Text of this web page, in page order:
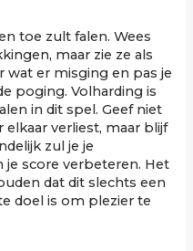
toe zult falen. Wees
maar zie ze als
wat er misging en pas je
poging. Volharding is
in dit spel. Geef niet
elkaar verliest, maar blijf
zul je je
je score verbeteren. Het
dat dit slechts een
doel is om plezier te